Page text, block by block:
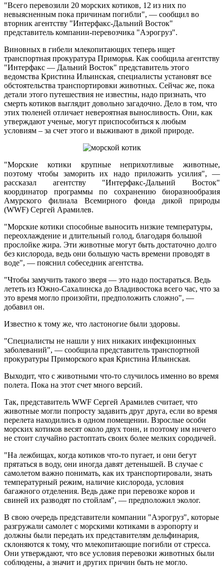
"Всего перевозили 20 морских котиков, 12 из них по
невыясненным пока причинам погибли", — сообщил во
вторник агентству "Интерфакс-Дальний Восток"
представитель компании-перевозчика "Аэрогруз".
Виновных в гибели млекопитающих теперь ищет
транспортная прокуратура Приморья. Как сообщила агентству
"Интерфакс — Дальний Восток" представитель этого
ведомства Кристина Ильинская, специалисты установят все
обстоятельства транспортировки животных. Сейчас же, пока
детали этого путешествия не известны, надо признать, что
смерть котиков выглядит довольно загадочно. Дело в том, что
этих тюленей отличает невероятная выносливость. Они, как
утверждают ученые, могут приспособиться к любым
условиям – за счет этого и выживают в дикой природе.
"Морские котики крупные неприхотливые животные,
поэтому чтобы заморить их надо приложить усилия", —
рассказал агентству "Интерфакс-Дальний Восток"
координатор программы по сохранению биоразнообразия
Амурского филиала Всемирного фонда дикой природы
(WWF) Сергей Арамилев.
"Морские котики способные выносить низкие температуры,
переохлаждение и длительный голод, благодаря большой
прослойке жира. Эти животные могут быть достаточно долго
без кислорода, ведь они большую часть времени проводят в
воде", — пояснил собеседник агентства.
"Чтобы замучить такого зверя — это надо постараться. Ведь
лететь из Южно-Сахалинска до Владивостока всего час, что за
это время могло произойти, предположить сложно", —
добавил он.
Известно к тому же, что ластоногие были здоровы.
"Специалисты не нашли у них никаких инфекционных
заболеваний", — сообщила представитель транспортной
прокуратуры Приморского края Кристина Ильинская.
Выходит, что с животными что-то случилось именно во время
полета. Пока на этот счет много версий.
Так, представитель WWF Сергей Арамилев считает, что
животные могли попросту задавить друг друга, если во время
перелета находились в одном помещении. Взрослые особи
морских котиков весят около двух тонн, и поэтому им ничего
не стоит случайно растоптать своих более мелких сородичей.
"На лежбищах, когда котиков что-то пугает, и они бегут
прятаться в воду, они иногда давят детенышей. В случае с
самолетом важно понимать, как их транспортировали, знать
температурный режим, наличие кислорода, условия
багажного отделения. Ведь даже при перевозке коров и
свиней их разводят по стойлам", — предположил эколог.
В свою очередь представители компании "Аэрогруз", которые
разгружали самолет с морскими котиками в аэропорту и
должны были передать их представителям дельфинария,
склоняются к тому, что млекопитающие погибли от стресса.
Они утверждают, что все условия перевозки животных были
соблюдены, а значит и других причин быть не могло.